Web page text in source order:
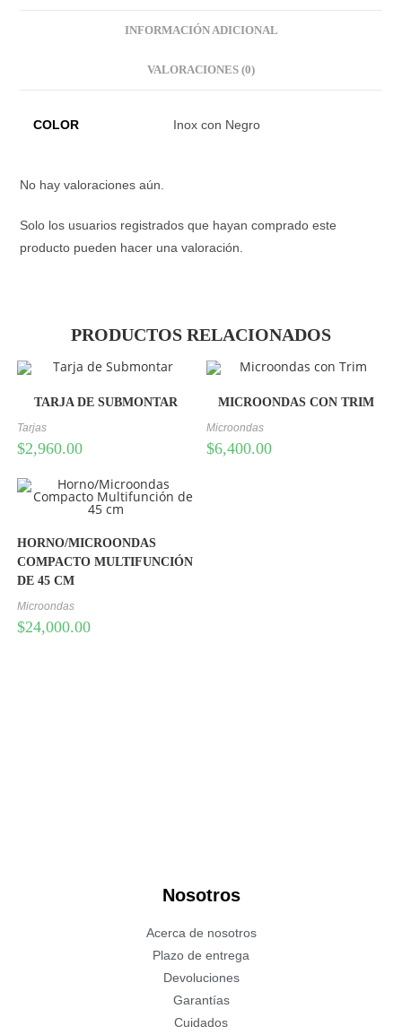
INFORMACIÓN ADICIONAL
VALORACIONES (0)
COLOR Inox con Negro
No hay valoraciones aún.
Solo los usuarios registrados que hayan comprado este
producto pueden hacer una valoración.
PRODUCTOS RELACIONADOS
TARJA DE SUBMONTAR
Tarjas
$2,960.00
MICROONDAS CON TRIM
Microondas
$6,400.00
HORNO/MICROONDAS
COMPACTO MULTIFUNCIÓN
DE 45 CM
Microondas
$24,000.00
Nosotros
Acerca de nosotros
Plazo de entrega
Devoluciones
Garantías
Cuidados